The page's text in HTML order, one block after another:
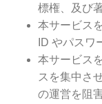
標権、及び
本サービス
ID やパスワ
本サービス
スを集中さ
の運営を阻